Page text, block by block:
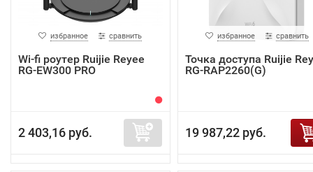
избранное сравнить
Wi-fi роутер Ruijie Reyee
RG-EW300 PRO
2 403,16 руб.
избранное сравнить
Точка доступа Ruijie
RG-RAP2260(G)
19 987,22 руб.